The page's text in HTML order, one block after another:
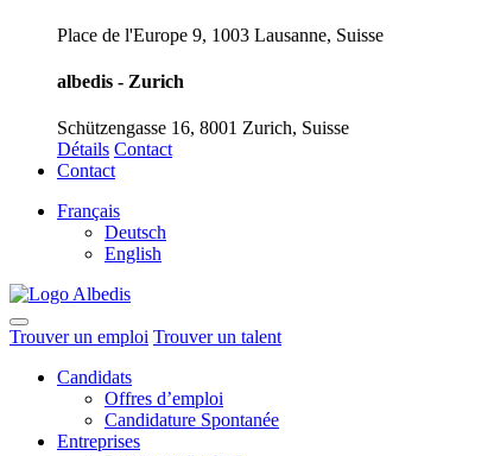
Place de l'Europe 9, 1003 Lausanne, Suisse
albedis - Zurich
Schützengasse 16, 8001 Zurich, Suisse
Détails Contact
Contact
Français
Deutsch
English
Trouver un emploi Trouver un talent
Candidats
Offres d’emploi
Candidature Spontanée
Entreprises